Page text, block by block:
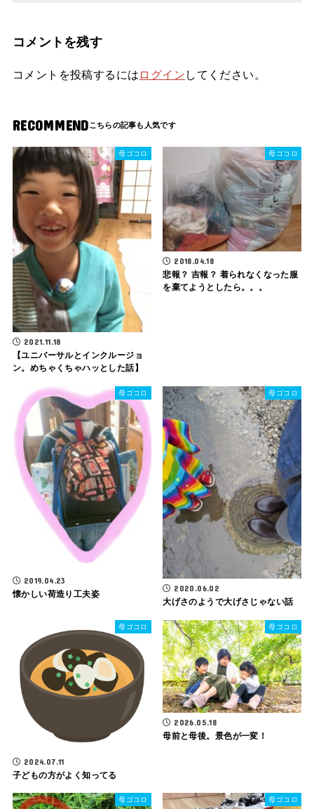
コメントを残す
コメントを投稿するには ログイン してください。
RECOMMEND
母ゴコロ
2021.11.18
【ユニバーサルとインクルージョ
ン。めちゃくちゃハッとした話】
母ゴコロ
2018.04.18
悲報？ 吉報？ 着られなくなった服
を棄てようとしたら。。。
母ゴコロ
2019.04.23
懐かしい荷造り工夫姿
母ゴコロ
2020.06.02
大げさのようで大げさじゃない話
母ゴコロ
2024.07.11
子どもの方がよく知ってる
母ゴコロ
2026.05.18
母前と母後。景色が一変！
母ゴコロ 母ゴコロ